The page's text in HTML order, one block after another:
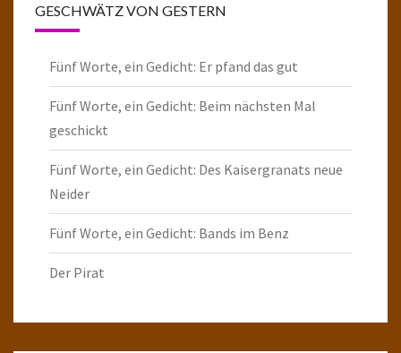
GESCHWÄTZ VON GESTERN
Fünf Worte, ein Gedicht: Er pfand das gut
Fünf Worte, ein Gedicht: Beim nächsten Mal
geschickt
Fünf Worte, ein Gedicht: Des Kaisergranats neue
Neider
Fünf Worte, ein Gedicht: Bands im Benz
Der Pirat